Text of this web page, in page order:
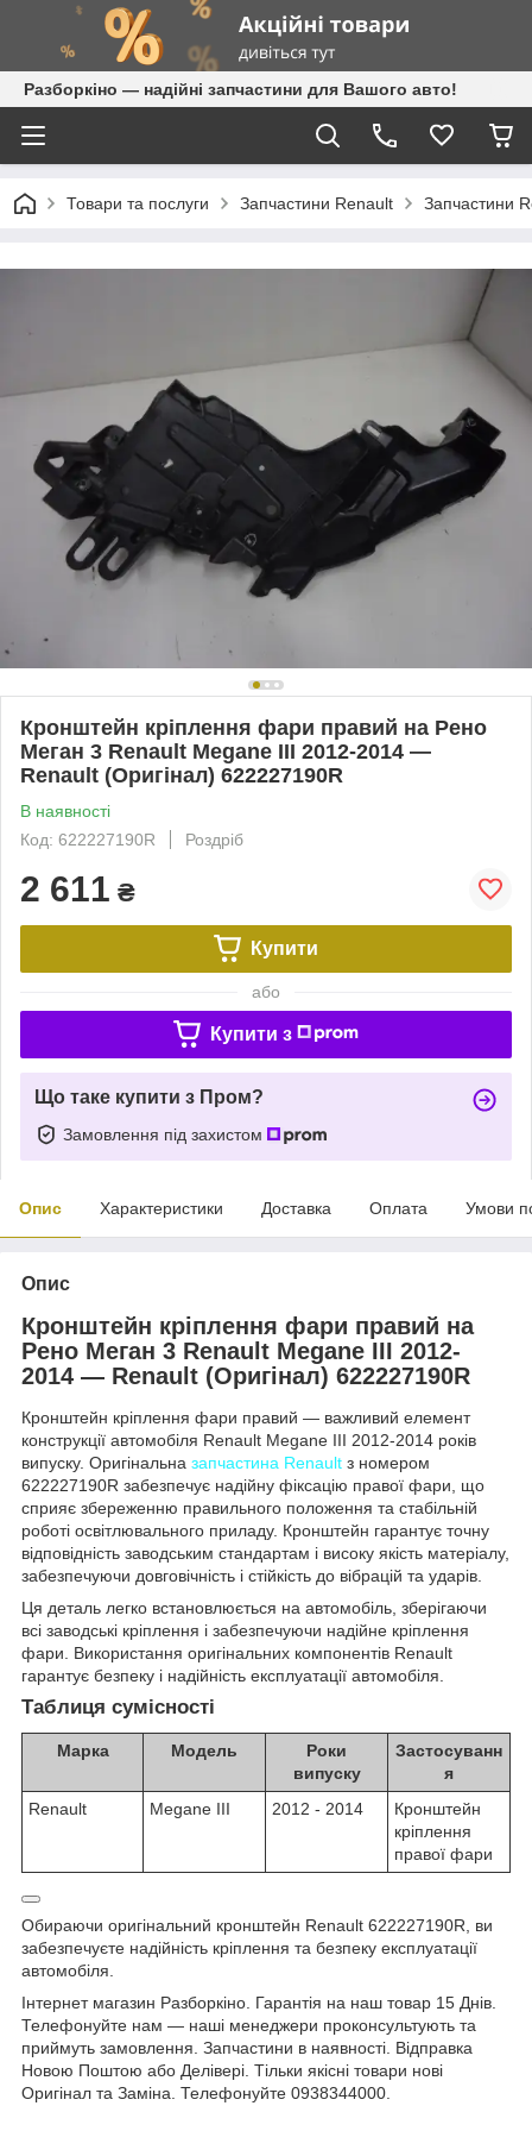
Разборкіно — надійні запчастини для Вашого авто!
Товари та послуги Запчастини Renault Запчастини
Кронштейн кріплення фари правий на Рено
Меган 3 Renault Megane III 2012-2014 —
Renault (Оригінал) 622227190R
В наявності
Код: 622227190R
Роздріб
2 611 ₴
Купити
або
Купити з
Що таке купити з Пром?
Замовлення під захистом
Опис Характеристики Доставка Оплата Умови
Опис
Кронштейн кріплення фари правий на
Рено Меган 3 Renault Megane III 2012-
2014 — Renault (Оригінал) 622227190R
Кронштейн кріплення фари правий — важливий елемент
конструкції автомобіля Renault Megane III 2012-2014 років
випуску. Оригінальна запчастина Renault з номером
622227190R забезпечує надійну фіксацію правої фари, що
сприяє збереженню правильного положення та стабільній
роботі освітлювального приладу. Кронштейн гарантує точну
відповідність заводським стандартам і високу якість матеріалу,
забезпечуючи довговічність і стійкість до вібрацій та ударів.
Ця деталь легко встановлюється на автомобіль, зберігаючи
всі заводські кріплення і забезпечуючи надійне кріплення
фари. Використання оригінальних компонентів Renault
гарантує безпеку і надійність експлуатації автомобіля.
Таблиця сумісності
Марка Модель
Роки
випуску
Застосуванн
я
Renault
Megane III 2012 - 2014
Кронштейн
кріплення
правої фари
Обираючи оригінальний кронштейн Renault 622227190R, ви
забезпечуєте надійність кріплення та безпеку експлуатації
автомобіля.
Інтернет магазин Разборкіно. Гарантія на наш товар 15 Днів.
Телефонуйте нам — наші менеджери проконсультують та
приймуть замовлення. Запчастини в наявності. Відправка
Новою Поштою або Делівері. Тільки якісні товари нові
Оригінал та Заміна. Телефонуйте 0938344000.